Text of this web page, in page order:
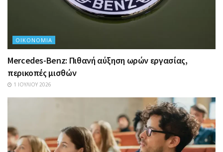
ΟΙΚΟΝΟΜΊΑ
Mercedes-Benz: Πιθανή αύξηση ωρών εργασίας,
περικοπές μισθών
1 ΙΟΥΛΊΟΥ 2026